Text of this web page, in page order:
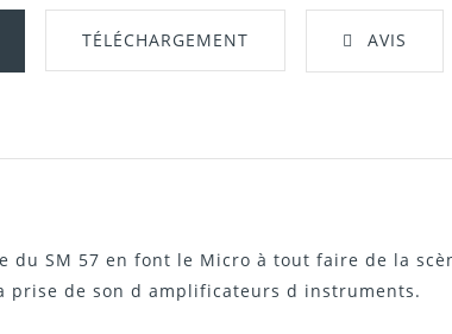
TÉLÉCHARGEMENT AVIS
du SM 57 en font le Micro à tout faire de la
prise de son d amplificateurs d instruments.